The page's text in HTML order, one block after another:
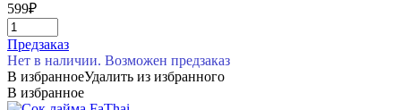
599₽
Предзаказ
Нет в наличии. Возможен предзаказ
В избранноеУдалить из избранного
В избранное